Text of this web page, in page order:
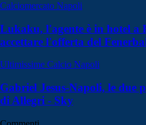
Calciomercato Napoli
Lukaku, l'agente è in hotel a
accettare l'offerta del
Ultimissime Calcio Napoli
Gabriel Jesus-Napoli, le due
di Allegri - Sky